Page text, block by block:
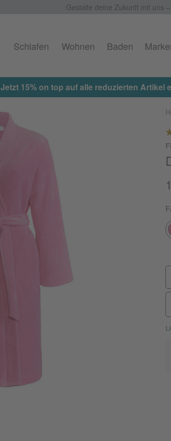
Gestalte deine Zukunft mit uns
Schlafen Wohnen Baden
Jetzt 15% on top auf alle reduzierten